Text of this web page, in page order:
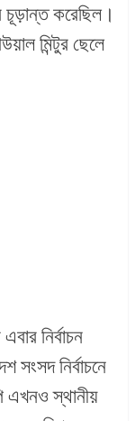
চূড়ান্ত করেছিল।
মিন্টুর ছেলে
নির্বাচন
সংসদ নির্বাচনে
এখনও স্থানীয়